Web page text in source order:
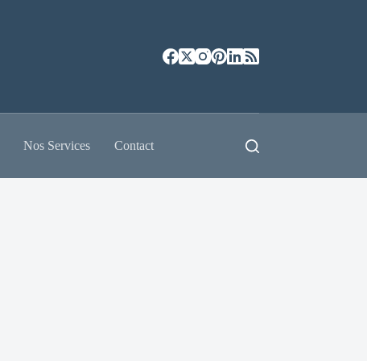
Nos Services Contact